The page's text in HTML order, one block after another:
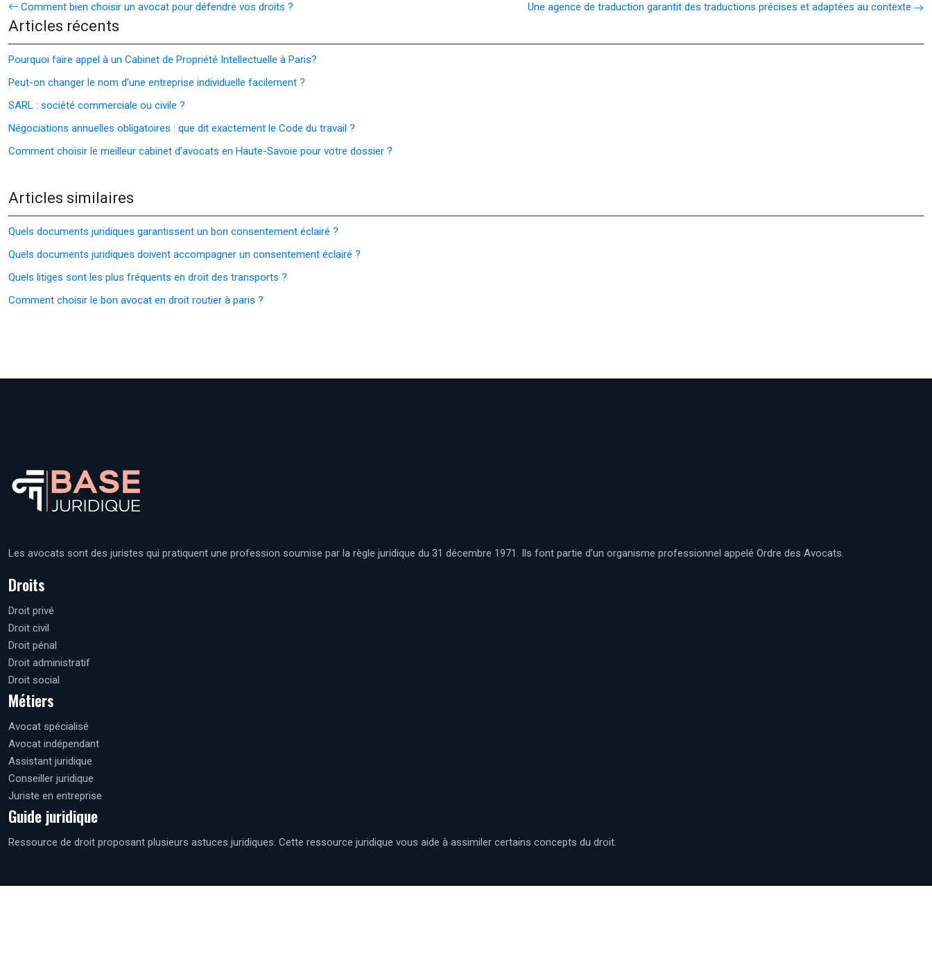
Comment bien choisir un avocat pour défendre vos droits ? Une agence de traduction garantit des traductions précises et adaptées au contexte
Articles récents
Pourquoi faire appel à un Cabinet de Propriété Intellectuelle à Paris?
Peut-on changer le nom d’une entreprise individuelle facilement ?
SARL : société commerciale ou civile ?
Négociations annuelles obligatoires : que dit exactement le Code du travail ?
Comment choisir le meilleur cabinet d’avocats en Haute-Savoie pour votre dossier ?
Articles similaires
Quels documents juridiques garantissent un bon consentement éclairé ?
Quels documents juridiques doivent accompagner un consentement éclairé ?
Quels litiges sont les plus fréquents en droit des transports ?
Comment choisir le bon avocat en droit routier à paris ?
Les avocats sont des juristes qui pratiquent une profession soumise par la règle juridique du 31 décembre 1971. Ils font partie d’un organisme professionnel appelé Ordre des Avocats.
Droits
Droit privé
Droit civil
Droit pénal
Droit administratif
Droit social
Métiers
Avocat spécialisé
Avocat indépendant
Assistant juridique
Conseiller juridique
Juriste en entreprise
Guide juridique
Ressource de droit proposant plusieurs astuces juridiques. Cette ressource juridique vous aide à assimiler certains concepts du droit.